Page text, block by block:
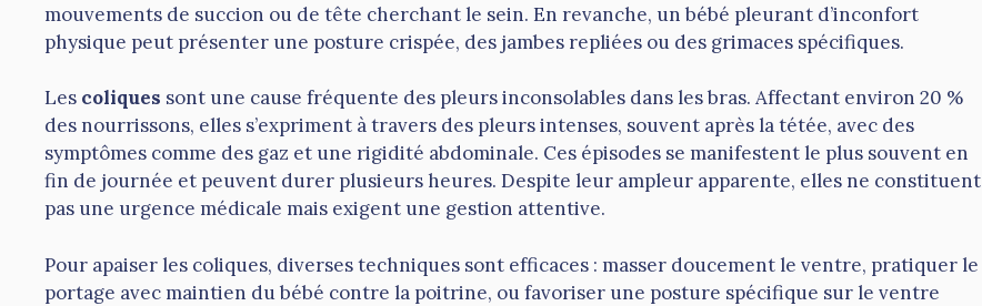
mouvements de succion ou de tête cherchant le sein. En revanche, un bébé pleurant d’inconfort
physique peut présenter une posture crispée, des jambes repliées ou des grimaces spécifiques.
Les coliques sont une cause fréquente des pleurs inconsolables dans les bras. Affectant environ 20 %
des nourrissons, elles s’expriment à travers des pleurs intenses, souvent après la tétée, avec des
symptômes comme des gaz et une rigidité abdominale. Ces épisodes se manifestent le plus souvent en
fin de journée et peuvent durer plusieurs heures. Despite leur ampleur apparente, elles ne constituent
pas une urgence médicale mais exigent une gestion attentive.
Pour apaiser les coliques, diverses techniques sont efficaces : masser doucement le ventre, pratiquer le
portage avec maintien du bébé contre la poitrine, ou favoriser une posture spécifique sur le ventre